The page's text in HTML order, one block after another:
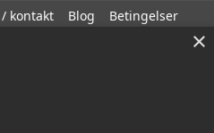
kontakt Blog Betingelser
×